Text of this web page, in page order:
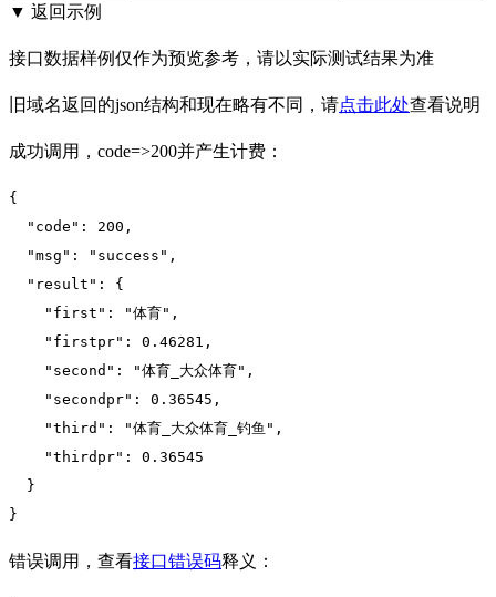
▼ 返回示例
接口数据样例仅作为预览参考，请以实际测试结果为准
旧域名返回的json结构和现在略有不同，请点击此处查看说明
成功调用，code=>200并产生计费：
{
"code":
200 ,
"msg":
"success" ,
"result":
{
"first":
"体育" ,
"firstpr":
0.46281 ,
"second":
"体育_大众体育" ,
"secondpr":
0.36545 ,
"third":
"体育_大众体育_钓鱼" ,
"thirdpr":
0.36545
  }
}
错误调用，查看接口错误码释义：